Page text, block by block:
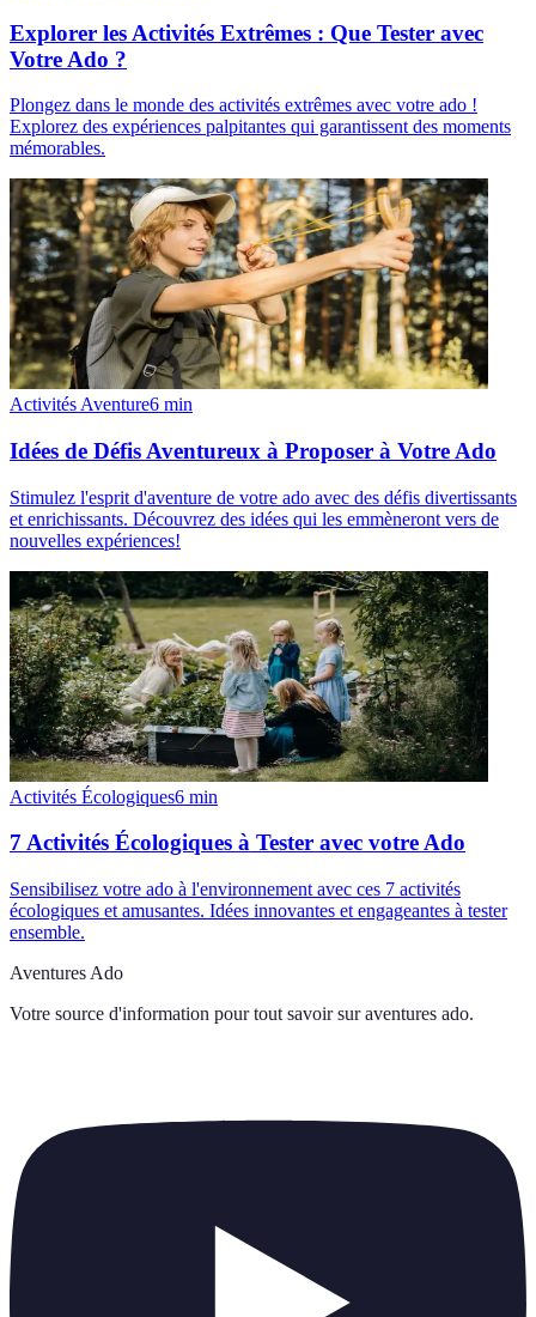
Explorer les Activités Extrêmes : Que Tester avec
Votre Ado ?
Plongez dans le monde des activités extrêmes avec votre ado !
Explorez des expériences palpitantes qui garantissent des moments
mémorables.
Activités Aventure6 min
Idées de Défis Aventureux à Proposer à Votre Ado
Stimulez l'esprit d'aventure de votre ado avec des défis divertissants
et enrichissants. Découvrez des idées qui les emmèneront vers de
nouvelles expériences!
Activités Écologiques6 min
7 Activités Écologiques à Tester avec votre Ado
Sensibilisez votre ado à l'environnement avec ces 7 activités
écologiques et amusantes. Idées innovantes et engageantes à tester
ensemble.
Aventures Ado
Votre source d'information pour tout savoir sur aventures ado.